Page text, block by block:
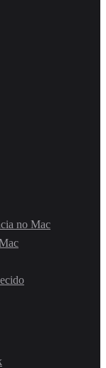
no Mac